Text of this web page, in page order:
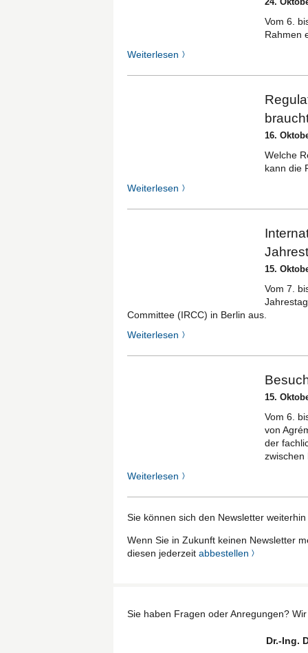
Vom 6.
Rahmen
Weiterlesen 〉
16.
Welche
kann die
Weiterlesen 〉
15.
Vom 7.
Committee (IRCC) in Berlin aus.
Weiterlesen 〉
15.
Vom 6.
von
der
zwischen
Weiterlesen 〉
Sie können sich den Newsletter weiterhin
Wenn Sie in Zukunft keinen Newsletter
diesen jederzeit abbestellen 〉
Sie haben Fragen oder Anregungen?
Dr.-Ing.